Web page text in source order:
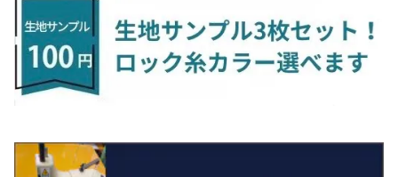
H27/1～R5/6 30系
R5/6～ 40系
H24/4～29/10 20系
ヴィッツ
H22/12～R2/3 130系
ヴォクシー
H26/1～R4/1 80系
エスクァイア
R3/11～ 20系
H26/10～
ＲＸ
H27/10～R4/7 20系5人乗
ＵＸ
H30/11～
R2/6~R8/6 15系(e-POWER)
R8/6～ 16系
H11/6～H16/10 Y34
サクラ
R4/5～ B6AW
シーマ
H13/1～R4/8 F50・Y51
シルビア
H23/5～ LA100系
ソルテラ
R4/5~ XEAM10X・YEAM15X
ディアスワゴン
H21/9～R2/4 S300系
トレジア
H24/11～R1/8 GJ系
キャロル
H27/1～ HB36/37/97S
キャロルエコ
H24/11～H27/1 HB35S
スクラム
R1/7～ LA650/660
H28/11～ M900系
ハイゼット・キャディー
H28/6～R3/9 LA700V
ハイゼット・カーゴ
H16/12～ S300/S700系
ハイゼット・トラック
H13/9～ DA系
クロスビー(XBEE)
H29/12～R7/10 MN71S
ジムニー
H3/6～ JA/JB系
ジムニーノマド
H24/10～R2/12 GF系
アウトランダーＰＨＥＶ
H25/1～ GG/GN系 5人乗
エクリプスクロス/エクリプスクロスPHEV
H30/3～ GK/GL系
タウンボックス
H24/11～R2/3 JG1・JG2
R2/11～ JG3・JG4
N-ONE e:
R7/9~ JG5
N-VAN
H30/7～ JJ1・JJ2
N-VAN e:
H16/4～28/1 １T系 トゥラン
R2/7～ A1D系
ティグアン
H20/9～H29/1 5NC系
トゥアレグ
H15/9～H30/4 7L/7P系
パサート
H27/6～R1/8
ＣＬＳクラス
H30/6～
Ｅクラス
H28/7～
ＧＬＡクラス
ラグマットミニ（S）